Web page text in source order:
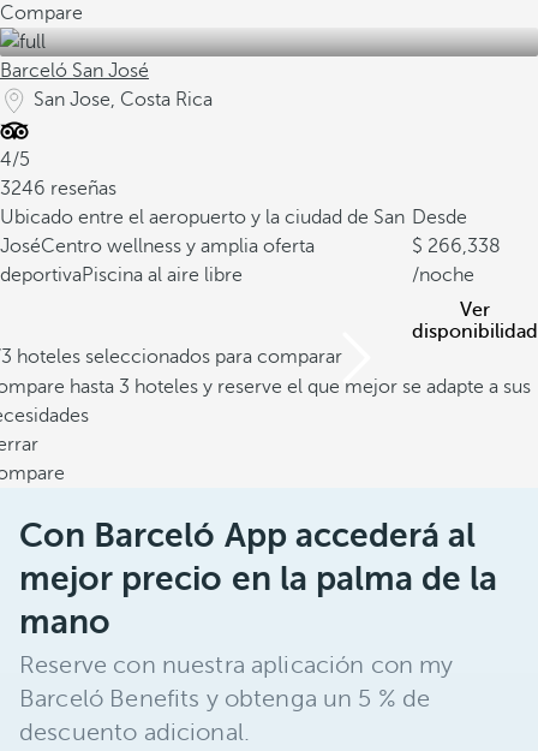
Compare
Barceló San José
San Jose, Costa Rica
4/5
3246 reseñas
Ubicado entre el aeropuerto y la ciudad de San
JoséCentro wellness y amplia oferta
deportivaPiscina al aire libre
Desde
266,338
/noche
Ver
disponibilidad
hoteles seleccionados para comparar
hasta 3 hoteles y reserve el que mejor se adapte a sus
Con Barceló App accederá al
mejor precio en la palma de la
mano
Reserve con nuestra aplicación con my
Barceló Benefits y obtenga un 5 % de
descuento adicional.